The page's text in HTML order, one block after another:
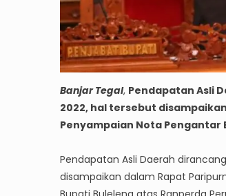
Banjar Tegal, Pendapatan Asli
2022, hal tersebut
Penyampaian Nota Pengantar
Pendapatan Asli Daerah
disampaikan dalam Rapat